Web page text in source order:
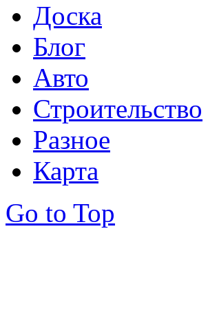
Доска
Блог
Авто
Строительство
Разное
Карта
Go to Top